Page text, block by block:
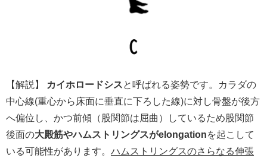
【解説】 カイホロードシス と呼ばれる姿勢です。カラダの
中心線(重心から床面に垂直に下ろした線)に対し骨盤が後方
へ偏位し、かつ前傾（股関節は屈曲）しているため股関節
後面の大殿筋やハムストリングスがelongationを起こして
いる可能性があります。 ハムストリングスのさらなる伸張